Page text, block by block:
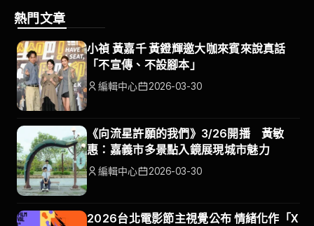
熱門文章
小禎 黃嘉千 黃鐙輝邀大咖來賓來說真話
「不宣傳、不設腳本」
編輯中心 2026-03-30
《向流星許願的我們》3/26開播 黃敏
惠：嘉義市多景點入鏡展現城市魅力
編輯中心 2026-03-30
2026台北電影節主視覺公布 情緒化作「X